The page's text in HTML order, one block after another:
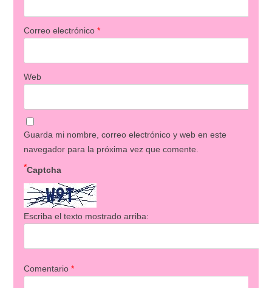
Correo electrónico *
Web
Guarda mi nombre, correo electrónico y web en este
navegador para la próxima vez que comente.
Captcha
*
Escriba el texto mostrado arriba:
Comentario *